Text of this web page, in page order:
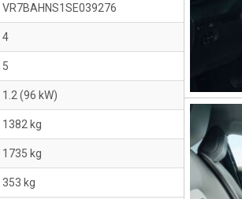
VR7BAHNS1SE039276
4
5
1.2 (96 kW)
1382 kg
1735 kg
353 kg